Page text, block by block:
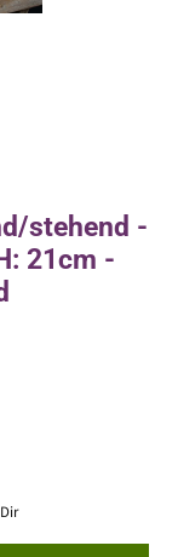
stehend -
21cm -